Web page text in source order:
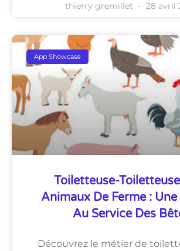
thierry gremillet 28 avril
App Showcase
Toiletteuse-
Animaux De Ferme : Une
Au Service Des
Découvrez le métier de